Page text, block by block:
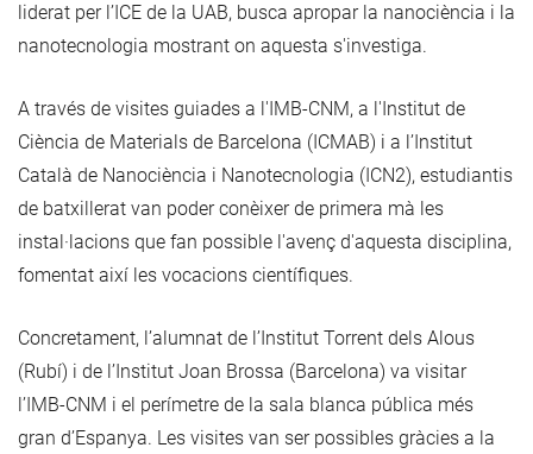
liderat per l’ICE de la UAB, busca apropar la nanociència i la
nanotecnologia mostrant on aquesta s'investiga.
A través de visites guiades a l'IMB-CNM, a l'Institut de
Ciència de Materials de Barcelona (ICMAB) i a l’Institut
Català de Nanociència i Nanotecnologia (ICN2), estudiantis
de batxillerat van poder conèixer de primera mà les
instal·lacions que fan possible l'avenç d'aquesta disciplina,
fomentat així les vocacions científiques.
Concretament, l’alumnat de l’Institut Torrent dels Alous
(Rubí) i de l’Institut Joan Brossa (Barcelona) va visitar
l’IMB-CNM i el perímetre de la sala blanca pública més
gran d’Espanya. Les visites van ser possibles gràcies a la